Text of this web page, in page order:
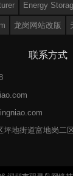
Energy
龙岗网站改版
联系方式
坪地街道富地岗二